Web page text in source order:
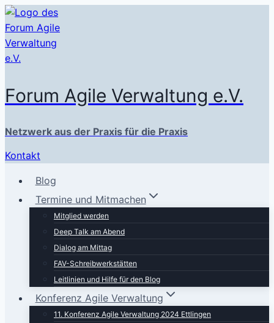
Zum
Inhalt
springen
Forum Agile Verwaltung e.V.
Netzwerk aus der Praxis für die Praxis
Kontakt
Blog
Termine und Mitmachen
Mitglied werden
Deep Talk am Abend
Dialog am Mittag
FAV-Schreibwerkstätten
Leitlinien und Hilfe für den Blog
Konferenz Agile Verwaltung
11. Konferenz Agile Verwaltung 2024 Ettlingen